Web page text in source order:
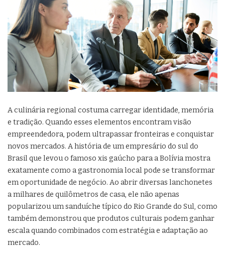
A culinária regional costuma carregar identidade, memória
e tradição. Quando esses elementos encontram visão
empreendedora, podem ultrapassar fronteiras e conquistar
novos mercados. A história de um empresário do sul do
Brasil que levou o famoso xis gaúcho para a Bolívia mostra
exatamente como a gastronomia local pode se transformar
em oportunidade de negócio. Ao abrir diversas lanchonetes
a milhares de quilômetros de casa, ele não apenas
popularizou um sanduíche típico do Rio Grande do Sul, como
também demonstrou que produtos culturais podem ganhar
escala quando combinados com estratégia e adaptação ao
mercado.